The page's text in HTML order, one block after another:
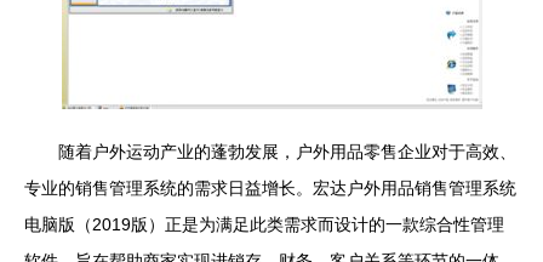
随着户外运动产业的蓬勃发展，户外用品零售企业对于高效、
专业的销售管理系统的需求日益增长。宏达户外用品销售管理系统
电脑版（2019版）正是为满足此类需求而设计的一款综合性管理